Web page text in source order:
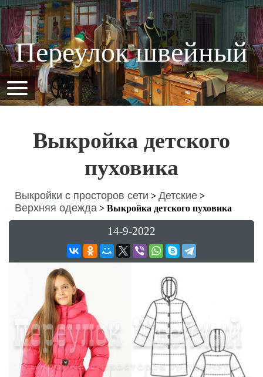
Переулок швейный
Выкройка детского
пуховика
Выкройки с просторов сети > Детские >
Верхняя одежда > Выкройка детского пуховика
14-9-2022